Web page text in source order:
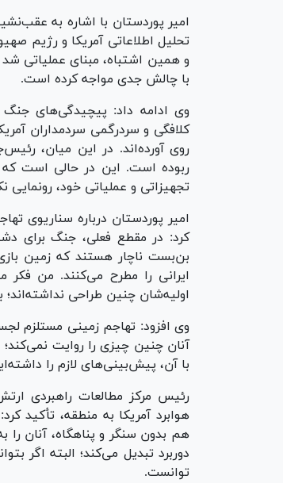
امیر پوردستان با اشاره به
تحلیل اطلاعاتی آمریکا و رژیم
و همین اشتباه، مبنای عملیاتی شد
با چالش جدی مواجه کرده است.
وی ادامه داد: پیچیدگی‌های جنگ
کلافگی و سردرگمی سردمداران
روی آورده‌اند. در این میان،
ربوده است. این در حالی است که
تجهیزاتی و عملیاتی خود، رونمایی
امیر پوردستان درباره سناریوی
کرد: در مقطع فعلی، جنگ برای
بن‌بست ناچار هستند که زمین
ایرانی را مطرح می‌کنند. من
اولیه‌شان چنین طراحی
وی افزود: تهاجم زمینی مستلزم
آنان چنین چیزی را روایت نمی‌کند؛
با آن، پیش‌بینی‌های لازم را
هوابرد آمریکا به منطقه، تأکید
هم بدون سنگر و پناهگاه، آنان
دوربرد تبدیل می‌کند؛ البته اگر
توانست.